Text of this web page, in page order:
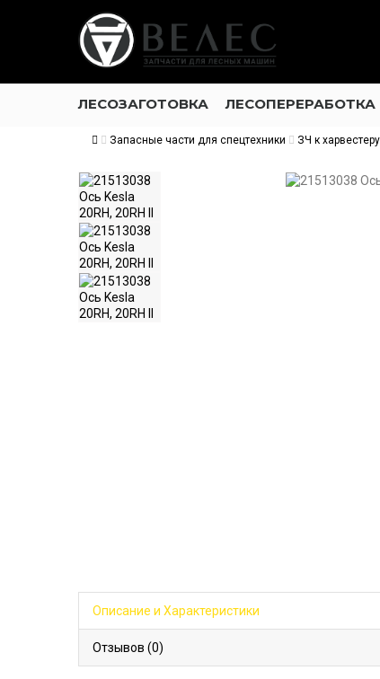
ЛЕСОЗАГОТОВКА ЛЕСОПЕРЕРАБОТКА
Запасные части для спецтехники ЗЧ к
Описание и Характеристики
Отзывов (0)